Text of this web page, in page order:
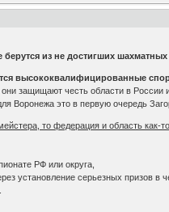
из не достигших
высококвалифицированные
защищают честь области в России
Воронежа это в первую очередь
то федерация и область как-
РФ или округа,
установление серьезных призов в